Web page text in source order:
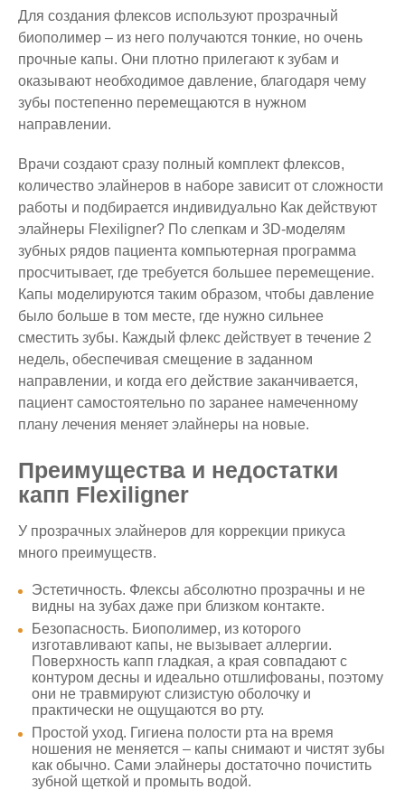
Для создания флексов используют прозрачный
биополимер – из него получаются тонкие, но очень
прочные капы. Они плотно прилегают к зубам и
оказывают необходимое давление, благодаря чему
зубы постепенно перемещаются в нужном
направлении.
Врачи создают сразу полный комплект флексов,
количество элайнеров в наборе зависит от сложности
работы и подбирается индивидуально Как действуют
элайнеры Flexiligner? По слепкам и 3D-моделям
зубных рядов пациента компьютерная программа
просчитывает, где требуется большее перемещение.
Капы моделируются таким образом, чтобы давление
было больше в том месте, где нужно сильнее
сместить зубы. Каждый флекс действует в течение 2
недель, обеспечивая смещение в заданном
направлении, и когда его действие заканчивается,
пациент самостоятельно по заранее намеченному
плану лечения меняет элайнеры на новые.
Преимущества и недостатки
капп Flexiligner
У прозрачных элайнеров для коррекции прикуса
много преимуществ.
Эстетичность. Флексы абсолютно прозрачны и не
видны на зубах даже при близком контакте.
Безопасность. Биополимер, из которого
изготавливают капы, не вызывает аллергии.
Поверхность капп гладкая, а края совпадают с
контуром десны и идеально отшлифованы, поэтому
они не травмируют слизистую оболочку и
практически не ощущаются во рту.
Простой уход. Гигиена полости рта на время
ношения не меняется – капы снимают и чистят зубы
как обычно. Сами элайнеры достаточно почистить
зубной щеткой и промыть водой.